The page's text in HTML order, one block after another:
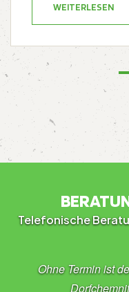
WEITERLESEN
Telefonische
Ohne Termin ist